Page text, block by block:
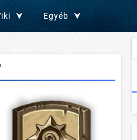
Egyéb